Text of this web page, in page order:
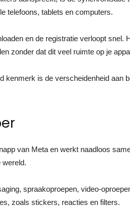
telefoons, tablets en computers.
en de registratie verloopt
zonder dat dit veel ruimte op je
kenmerk is de verscheidenheid aan
van Meta en werkt naadloos
wereld.
spraakoproepen, video-
zoals stickers, reacties en filters.